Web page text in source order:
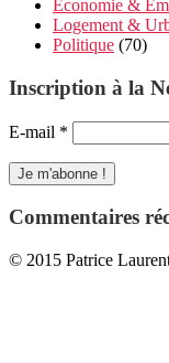
Économie &
Logement &
Politique (70)
Inscription à la
E-mail *
Commentaires
© 2015 Patrice